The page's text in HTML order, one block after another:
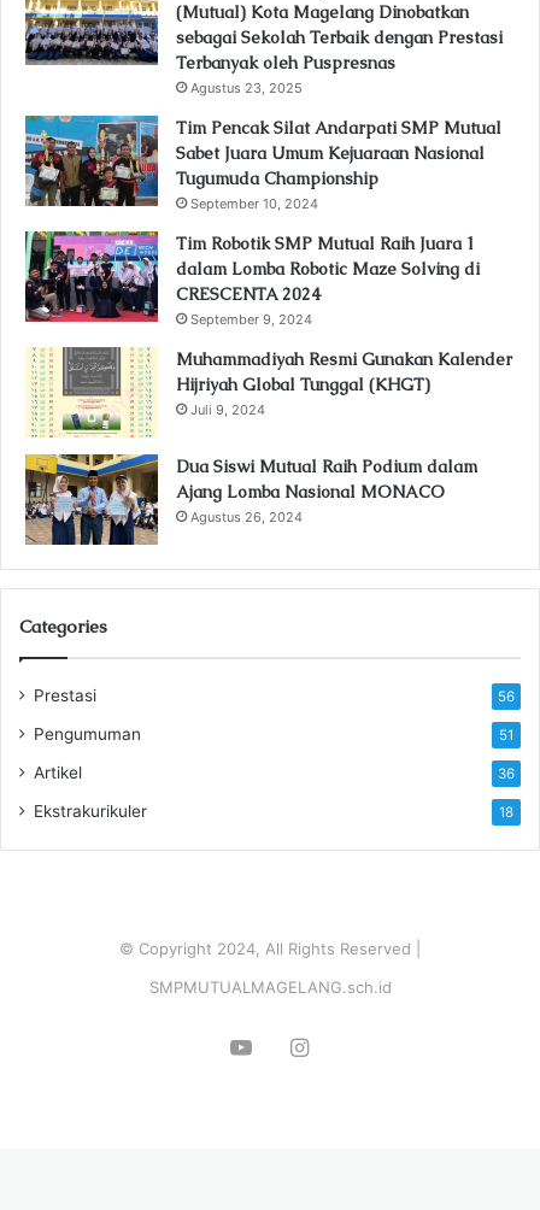
(Mutual) Kota Magelang Dinobatkan
sebagai Sekolah Terbaik dengan Prestasi
Terbanyak oleh Puspresnas
Agustus 23, 2025
Tim Pencak Silat Andarpati SMP Mutual
Sabet Juara Umum Kejuaraan Nasional
Tugumuda Championship
September 10, 2024
Tim Robotik SMP Mutual Raih Juara 1
dalam Lomba Robotic Maze Solving di
CRESCENTA 2024
September 9, 2024
Muhammadiyah Resmi Gunakan Kalender
Hijriyah Global Tunggal (KHGT)
Juli 9, 2024
Dua Siswi Mutual Raih Podium dalam
Ajang Lomba Nasional MONACO
Agustus 26, 2024
Categories
Prestasi 56
Pengumuman 51
Artikel 36
Ekstrakurikuler 18
© Copyright 2024, All Rights Reserved |
SMPMUTUALMAGELANG.sch.id
YouTubeInstagram